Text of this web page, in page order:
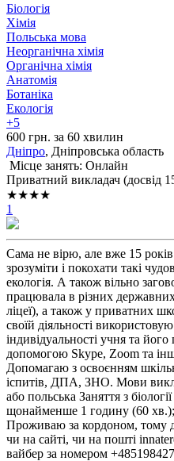
Біологія
Хімія
Польська мова
Неорганічна хімія
Органічна хімія
Анатомія
Ботаніка
Екологія
+5
600 грн. за 60 хвилин
Дніпро, Дніпровська область
Місце занять: Онлайн
Приватний викладач (досвід
★★★★
1
Сама не вірю, але вже 15
зрозуміти і покохати такі
екологія. А також вільно
працювала в різних
ліцеї), а також у приватних
своїй діяльності
індивідуальності учня та
допомогою Skype, Zoom та
Допомагаю з освоєнням
іспитів, ДПА, ЗНО. Мови
або польська Заняття з
щонайменше 1 годину (60 хв.);
Проживаю за кордоном, тому
чи на сайті, чи на пошті
вайбер за номером